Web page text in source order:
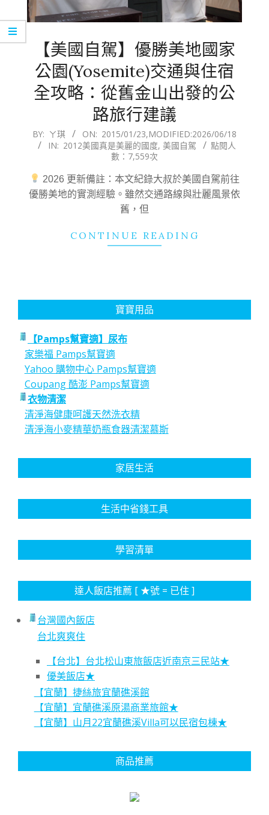
【美國自駕】優勝美地國家
公園(Yosemite)交通與住宿
全攻略：從舊金山出發的公
路旅行建議
2015-
01-
BY: ㄚ琪 ON: 2015/01/23,MODIFIED:2026/06/18
IN: 2012美國真是美麗的國度, 美國自駕
點閱人
數：7,559次
2026 更新備註：本文紀錄大叔於美國自駕前往
優勝美地的實測經驗。雖然交通路線與壯麗風景依
舊，但
CONTINUE READING
寶寶用品
【Pamps幫寶適】尿布
家樂福 Pamps幫寶適
Yahoo 購物中心 Pamps幫寶適
Coupang 酷澎 Pamps幫寶適
衣物清潔
清淨海健康呵護天然洗衣精
清淨海小麥精華奶瓶食器清潔慕斯
家居生活
生活中省錢工具
學習清單
達人飯店推薦 [ ★號 = 已住 ]
台灣國內飯店
台北爽爽住
【台北】台北松山東旅飯店近南京三民站★
優美飯店★
【宜蘭】捷絲旅宜蘭礁溪館
【宜蘭】宜蘭礁溪原湯商業旅館★
【宜蘭】山月22宜蘭礁溪Villa可以民宿包棟★
商品推薦